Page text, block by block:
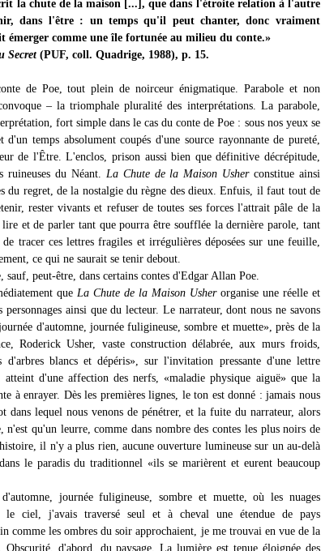
la chute de la maison [...], que dans l'étroite relation à l'autre
dans l'être : un temps qu'il peut chanter, donc vraiment
comme une île fortunée au milieu du conte.»
Secret(PUF, coll. Quadrige, 1988), p. 15.
de Poe, tout plein de noirceur énigmatique. Parabole et non
– la triomphale pluralité des interprétations. La parabole,
fort simple dans le cas du conte de Poe : sous nos yeux se
d'un temps absolument coupés d'une source rayonnante de pureté,
de l'Être. L'enclos, prison aussi bien que définitive décrépitude,
du Néant. La Chute de la Maison Usherconstitue ainsi
du regret, de la nostalgie du règne des dieux. Enfuis, il faut tout de
rester vivants et refuser de toutes ses forces l'attrait pâle de la
et de parler tant que pourra être soufflée la dernière parole, tant
tracer ces lettres fragiles et irrégulières déposées sur une feuille,
ce qui ne saurait se tenir debout.
sauf, peut-être, dans certains contes d'Edgar Allan Poe.
que La Chute de la Maison Usherorganise une réelle et
personnages ainsi que du lecteur. Le narrateur, dont nous ne savons
d'automne, journée fuligineuse, sombre et muette», près de la
Roderick Usher, vaste construction délabrée, aux murs froids,
d'arbres blancs et dépéris», sur l'invitation pressante d'une lettre
d'une affection des nerfs, «maladie physique aiguë» que la
à enrayer. Dès les premières lignes, le ton est donné : jamais nous
dans lequel nous venons de pénétrer, et la fuite du narrateur, alors
n'est qu'un leurre, comme dans nombre des contes les plus noirs de
il n'y a plus rien, aucune ouverture lumineuse sur un au-delà
le paradis du traditionnel «ils se marièrent et eurent beaucoup
journée fuligineuse, sombre et muette, où les nuages
le ciel, j'avais traversé seul et à cheval une étendue de pays
comme les ombres du soir approchaient, je me trouvai en vue de la
Obscurité, d'abord, du paysage. La lumière est tenue éloignée des